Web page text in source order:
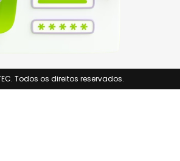
Todos os direitos reservados.